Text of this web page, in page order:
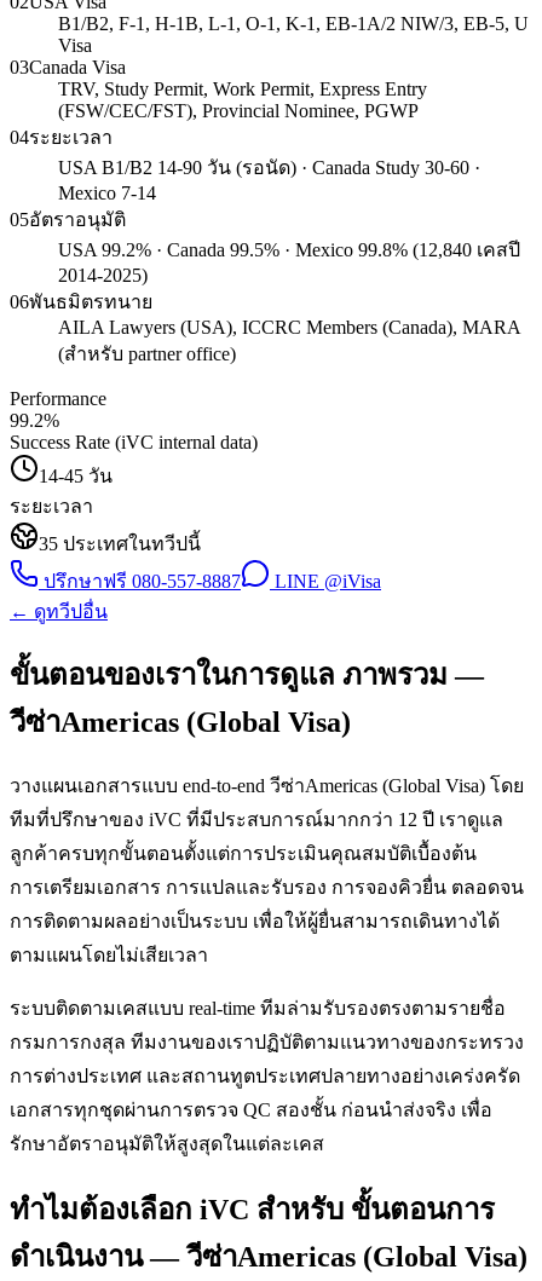
B1/B2, F-1, H-1B, L-1, O-1, K-1, EB-1A/2 NIW/3, EB-5, U
Visa
03Canada Visa
TRV, Study Permit, Work Permit, Express Entry
(FSW/CEC/FST), Provincial Nominee, PGWP
04ระยะเวลา
USA B1/B2 14-90 วัน (รอนัด) · Canada Study 30-60 ·
Mexico 7-14
05อัตราอนุมัติ
USA 99.2% · Canada 99.5% · Mexico 99.8% (12,840 เคสปี
2014-2025)
06พันธมิตรทนาย
AILA Lawyers (USA), ICCRC Members (Canada), MARA
(สำหรับ partner office)
Performance
99.2%
Success Rate (iVC internal data)
14-45 วัน
ระยะเวลา
35 ประเทศในทวีปนี้
ปรึกษาฟรี 080-557-8887
LINE @iVisa
← ดูทวีปอื่น
ขั้นตอนของเราในการดูแล ภาพรวม —
วีซ่าAmericas (Global Visa)
วางแผนเอกสารแบบ end-to-end วีซ่าAmericas (Global Visa) โดย
ทีมที่ปรึกษาของ iVC ที่มีประสบการณ์มากกว่า 12 ปี เราดูแล
ลูกค้าครบทุกขั้นตอนตั้งแต่การประเมินคุณสมบัติเบื้องต้น
การเตรียมเอกสาร การแปลและรับรอง การจองคิวยื่น ตลอดจน
การติดตามผลอย่างเป็นระบบ เพื่อให้ผู้ยื่นสามารถเดินทางได้
ตามแผนโดยไม่เสียเวลา
ระบบติดตามเคสแบบ real-time ทีมล่ามรับรองตรงตามรายชื่อ
กรมการกงสุล ทีมงานของเราปฏิบัติตามแนวทางของกระทรวง
การต่างประเทศ และสถานทูตประเทศปลายทางอย่างเคร่งครัด
เอกสารทุกชุดผ่านการตรวจ QC สองชั้น ก่อนนำส่งจริง เพื่อ
รักษาอัตราอนุมัติให้สูงสุดในแต่ละเคส
ทำไมต้องเลือก iVC สำหรับ ขั้นตอนการ
ดำเนินงาน — วีซ่าAmericas (Global Visa)